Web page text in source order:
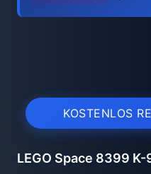
KOSTENLOS
LEGO Space 8399